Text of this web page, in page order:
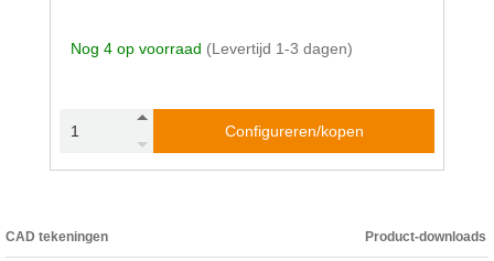
Nog 4 op voorraad (Levertijd 1-3 dagen)
Configureren/kopen
CAD tekeningen Product-downloads